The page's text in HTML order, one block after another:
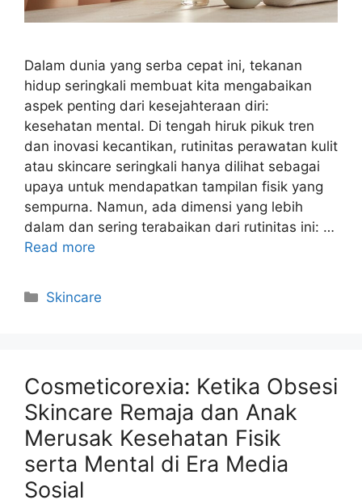
Dalam dunia yang serba cepat ini, tekanan
hidup seringkali membuat kita mengabaikan
aspek penting dari kesejahteraan diri:
kesehatan mental. Di tengah hiruk pikuk tren
dan inovasi kecantikan, rutinitas perawatan kulit
atau skincare seringkali hanya dilihat sebagai
upaya untuk mendapatkan tampilan fisik yang
sempurna. Namun, ada dimensi yang lebih
dalam dan sering terabaikan dari rutinitas ini: …
Read more
Kategori
Skincare
Cosmeticorexia: Ketika Obsesi
Skincare Remaja dan Anak
Merusak Kesehatan Fisik
serta Mental di Era Media
Sosial